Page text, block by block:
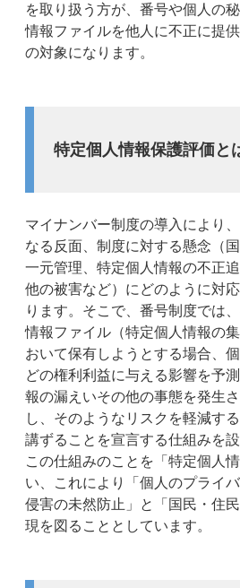
を取り扱う方が、番号や個人の
情報ファイルを他人に不正に提
の対象になります。
特定個人情報保護評価と
マイナンバー制度の導入により
なる反面、制度に対する懸念（
一元管理、特定個人情報の不正
他の被害など）にどのように対
ります。そこで、番号制度では
情報ファイル（特定個人情報の
おいて保有しようとする場合、
どの権利利益に与える影響を予
報の漏えいその他の事態を発生
し、そのようなリスクを軽減す
講ずることを宣言する仕組みを設
この仕組みのことを「特定個人
い、これにより「個人のプライ
侵害の未然防止」と「国民・住
現を図ることとしています。